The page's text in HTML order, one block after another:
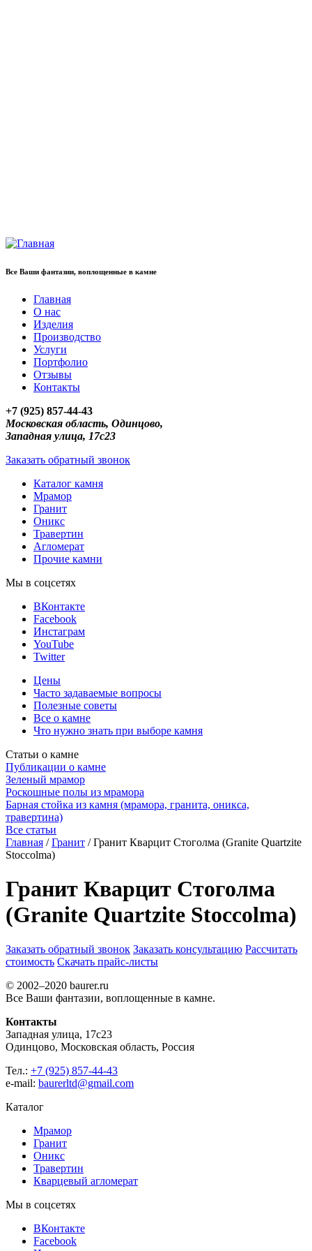
Все Ваши фантазии, воплощенные в камне
Главная
О нас
Изделия
Производство
Услуги
Портфолио
Отзывы
Контакты
+7 (925) 857-44-43
Московская область, Одинцово,
Западная улица, 17с23
Заказать обратный звонок
Каталог камня
Мрамор
Гранит
Оникс
Травертин
Агломерат
Прочие камни
Мы в соцсетях
ВКонтакте
Facebook
Инстаграм
YouTube
Twitter
Цены
Часто задаваемые вопросы
Полезные советы
Все о камне
Что нужно знать при выборе камня
Статьи о камне
Публикации о камне
Зеленый мрамор
Роскошные полы из мрамора
Барная стойка из камня (мрамора, гранита, оникса,
травертина)
Все статьи
Главная / Гранит / Гранит Кварцит Стоголма (Granite Quartzite
Stoccolma)
Гранит Кварцит Стоголма
(Granite Quartzite Stoccolma)
Заказать обратный звонок Заказать консультацию Рассчитать
стоимость Скачать прайс-листы
© 2002–2020 baurer.ru
Все Ваши фантазии, воплощенные в камне.
Контакты
Западная улица, 17с23
Одинцово, Московская область, Россия
Тел.: +7 (925) 857-44-43
e-mail: baurerltd@gmail.com
Каталог
Мрамор
Гранит
Оникс
Травертин
Кварцевый агломерат
Мы в соцсетях
ВКонтакте
Facebook